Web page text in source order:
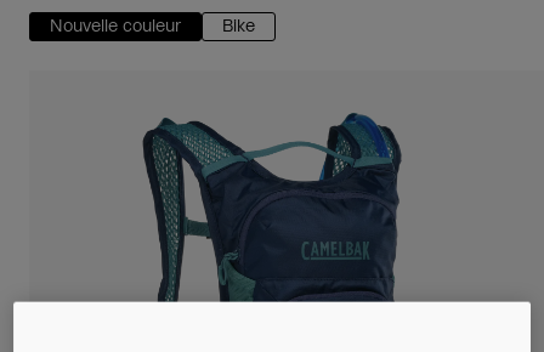
Gilets Hydratation
Gourdes
Mugs et Gobelets
Ceintures et sacoches
Voyages et style de vie
Nos Partenaires
Nouvelle couleur Bike